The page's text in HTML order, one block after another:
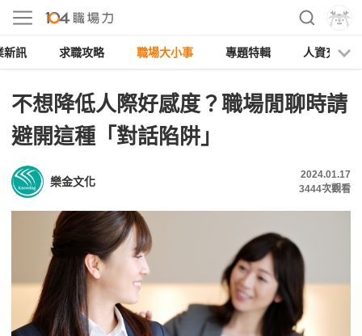
新訊 求職攻略 職場大小事 專題特輯 人資充電
不想降低人際好感度？職場閒聊時請
避開這種「對話陷阱」
樂金文化
2024.01.17
3444次觀看